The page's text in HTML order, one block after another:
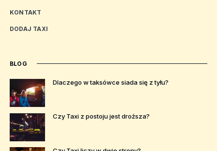
KONTAKT
DODAJ TAXI
BLOG
Dlaczego w taksówce siada się z tyłu?
Czy Taxi z postoju jest droższa?